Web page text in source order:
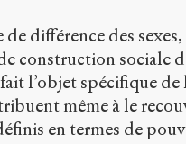
différence des
construction sociale
l’objet spécifique de
même à le
en termes de